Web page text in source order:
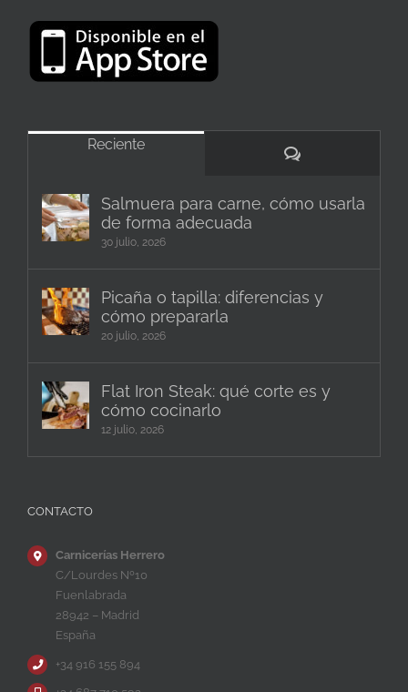
Reciente
Comentarios
Salmuera para carne, cómo usarla
de forma adecuada
30 julio, 2026
Picaña o tapilla: diferencias y
cómo prepararla
20 julio, 2026
Flat Iron Steak: qué corte es y
cómo cocinarlo
12 julio, 2026
CONTACTO
Carnicerías Herrero
C/Lourdes Nº10
Fuenlabrada
28942 – Madrid
España
+34 916 155 894